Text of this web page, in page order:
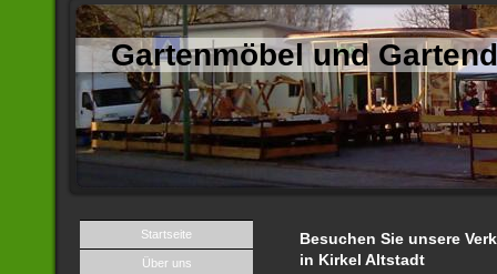
Gartenmöbel und
Startseite
Über uns
Besuchen Sie unsere
in Kirkel Altstadt